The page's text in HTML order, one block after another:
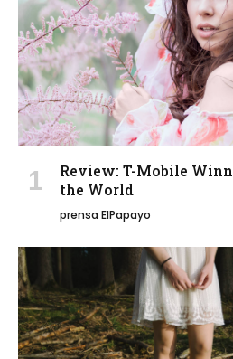
Review: T-Mobile
the World
prensa ElPapayo